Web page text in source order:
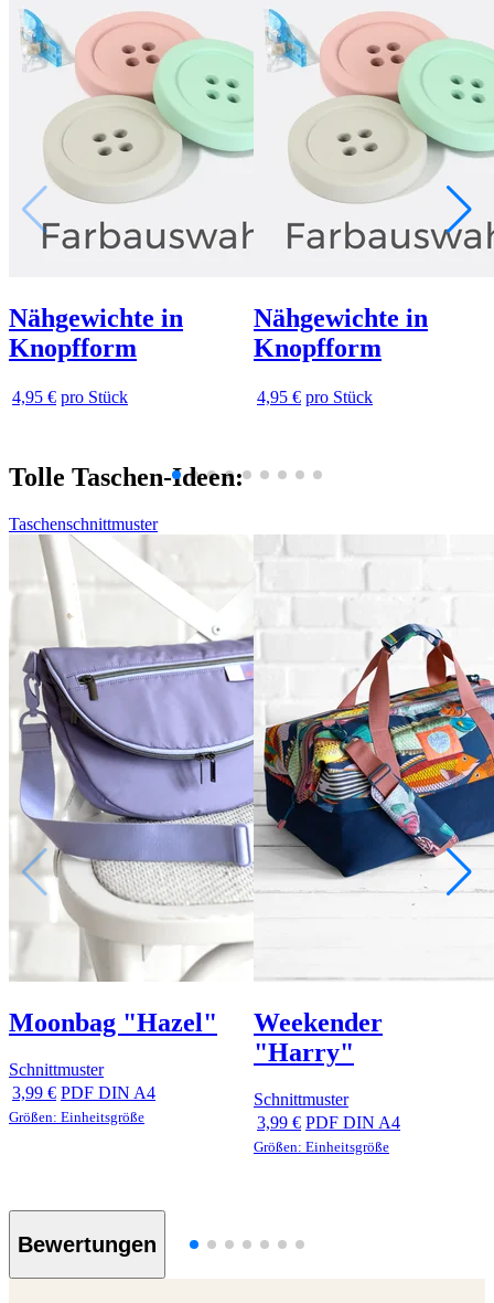
Nähgewichte in
Knopfform
4,95 € pro Stück
Nähgewichte in
Knopfform
4,95 € pro Stück
Tolle Taschen-Ideen:
Taschenschnittmuster
Moonbag "Hazel"
Schnittmuster
3,99 € PDF DIN A4
Größen: Einheitsgröße
Weekender
"Harry"
Schnittmuster
3,99 € PDF DIN A4
Größen: Einheitsgröße
Bewertungen